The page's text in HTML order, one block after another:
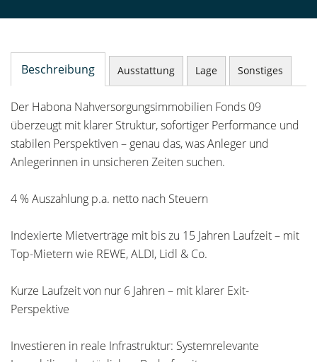
Beschreibung Ausstattung Lage Sonstiges
Der Habona Nahversorgungsimmobilien Fonds 09
überzeugt mit klarer Struktur, sofortiger Performance und
stabilen Perspektiven – genau das, was Anleger und
Anlegerinnen in unsicheren Zeiten suchen.
4 % Auszahlung p.a. netto nach Steuern
Indexierte Mietverträge mit bis zu 15 Jahren Laufzeit – mit
Top-Mietern wie REWE, ALDI, Lidl & Co.
Kurze Laufzeit von nur 6 Jahren – mit klarer Exit-
Perspektive
Investieren in reale Infrastruktur: Systemrelevante